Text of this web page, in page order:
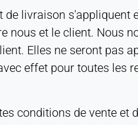
de livraison
nous et le client. Nous
Elles ne seront pas
effet pour toutes les
conditions de vente